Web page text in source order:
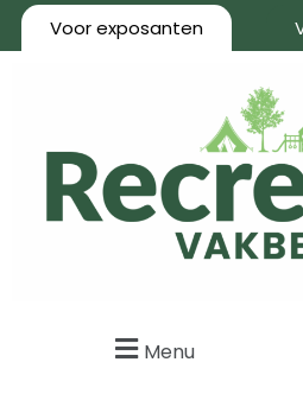
Voor exposanten
Menu